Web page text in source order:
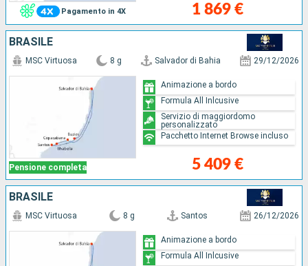
Pagamento in 4X 1 869 €
BRASILE
Pensione completa
MSC Virtuosa 8 g Salvador di Bahia 29/12/2026
5 409 €
Animazione a bordo
Formula All Inlcusive
Servizio di maggiordomo
personalizzato
Pacchetto Internet Browse incluso
BRASILE
MSC Virtuosa 8 g Santos 26/12/2026
Animazione a bordo
Formula All Inlcusive